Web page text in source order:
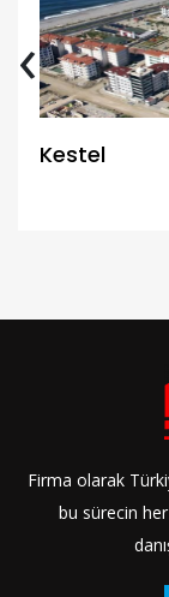
Kestel
‹
Firma olarak
bu sürecin